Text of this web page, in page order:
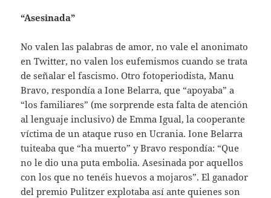
“Asesinada”
No valen las palabras de amor, no vale el anonimato
en Twitter, no valen los eufemismos cuando se trata
de señalar el fascismo. Otro fotoperiodista, Manu
Bravo, respondía a Ione Belarra, que “apoyaba” a
“los familiares” (me sorprende esta falta de atención
al lenguaje inclusivo) de Emma Igual, la cooperante
víctima de un ataque ruso en Ucrania. Ione Belarra
tuiteaba que “ha muerto” y Bravo respondía: “Que
no le dio una puta embolia. Asesinada por aquellos
con los que no tenéis huevos a mojaros”. El ganador
del premio Pulitzer explotaba así ante quienes son